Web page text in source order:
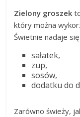
Zielony groszek
który można
Świetnie nadaje
sałatek,
zup,
sosów,
dodatku do
Zarówno świeży,